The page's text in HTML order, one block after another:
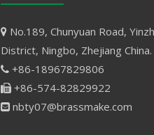
 No.189, Chunyuan Road,
District, Ningbo, Zhejiang China.
 +86-18967829806
 +86-574-82829922
 nbty07@brassmake.com